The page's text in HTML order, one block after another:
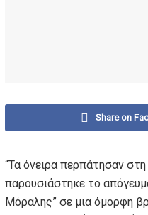
Share on
“Τα όνειρα περπάτησαν
παρουσιάστηκε το
Μόραλης” σε μια όμορφη